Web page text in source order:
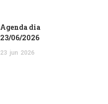
Agenda dia
23/06/2026
23 jun 2026